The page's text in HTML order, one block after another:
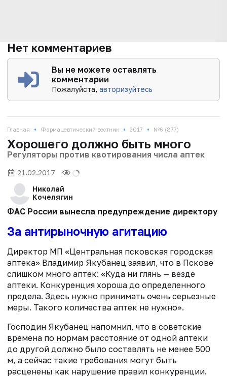
Нет комментариев
Вы не можете оставлять
комментарии
Пожалуйста,авторизуйтесь
Главная • Фармацевтический вестник • 2017 • №6 (877)
Хорошего должно быть много
Регуляторы против квотирования числа аптек
21.02.2017
Николай
Кочелягин
ФАС России вынесла предупреждение директору
За антирыночную агитацию
Директор МП «Центральная псковская городская
аптека» Владимир Якубанец заявил, что в Пскове
слишком много аптек: «Куда ни глянь — везде
аптеки. Конкуренция хороша до определенного
предела. Здесь нужно принимать очень серьезные
меры. Такого количества аптек не нужно».
Господин Якубанец напомнил, что в советские
времена по нормам расстояние от одной аптеки
до другой должно было составлять не менее 500
м, а сейчас такие требования могут быть
расценены как нарушение правил конкуренции.